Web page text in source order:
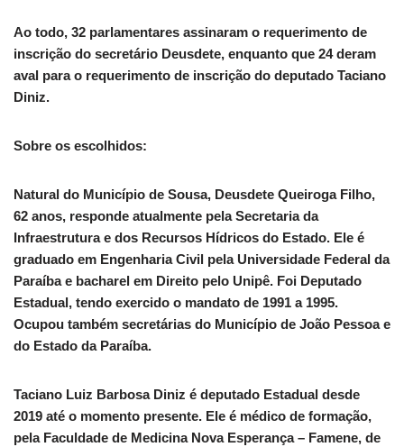
Ao todo, 32 parlamentares assinaram o requerimento de
inscrição do secretário Deusdete, enquanto que 24 deram
aval para o requerimento de inscrição do deputado Taciano
Diniz.
Sobre os escolhidos:
Natural do Município de Sousa, Deusdete Queiroga Filho,
62 anos, responde atualmente pela Secretaria da
Infraestrutura e dos Recursos Hídricos do Estado. Ele é
graduado em Engenharia Civil pela Universidade Federal da
Paraíba e bacharel em Direito pelo Unipê. Foi Deputado
Estadual, tendo exercido o mandato de 1991 a 1995.
Ocupou também secretárias do Município de João Pessoa e
do Estado da Paraíba.
Taciano Luiz Barbosa Diniz é deputado Estadual desde
2019 até o momento presente. Ele é médico de formação,
pela Faculdade de Medicina Nova Esperança – Famene, de